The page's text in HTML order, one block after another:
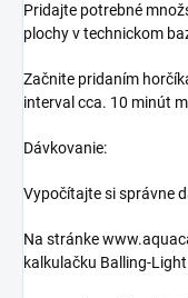
Pridajte potrebné
plochy v technickom
Začnite pridaním
interval cca. 10 minút
Dávkovanie:
Vypočítajte si správne
Na stránke
kalkulačku Balling-